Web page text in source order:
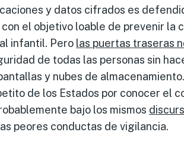
y datos cifrados es
el objetivo loable de prevenir la
infantil. Pero las puertas traseras
de todas las personas sin
y nubes de
de los Estados por conocer el
bajo los mismos
peores conductas de vigilancia.